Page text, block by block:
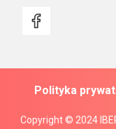
Copyright © 2024
Polityka